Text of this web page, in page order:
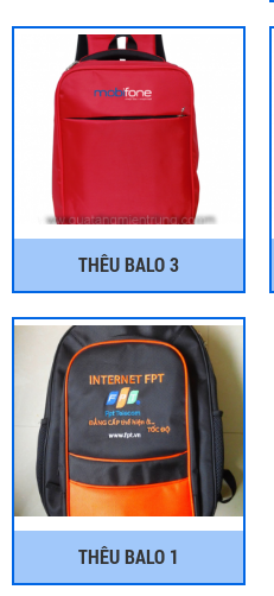
THÊU BALO 3
THÊU BALO 1